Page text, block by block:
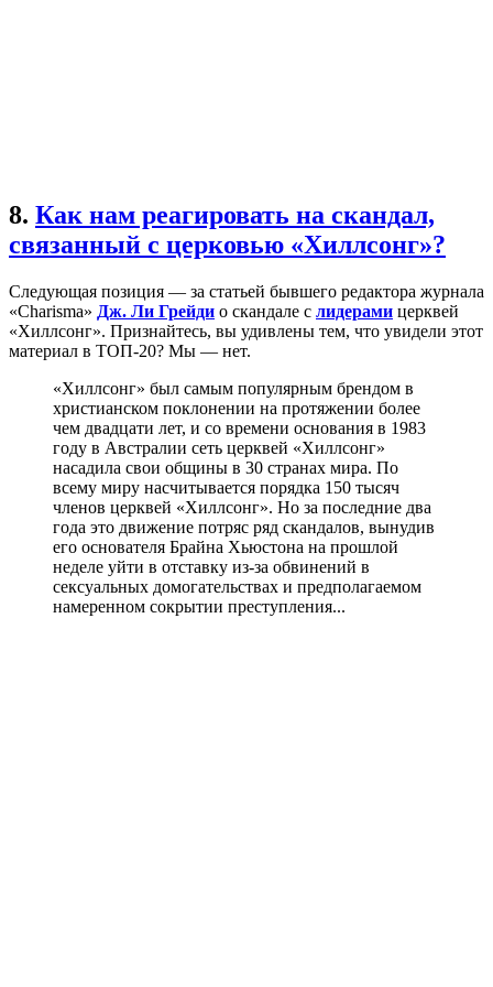
8. Как нам реагировать на скандал,
связанный с церковью «Хиллсонг»?
Следующая позиция — за статьей бывшего редактора журнала
«Charisma» Дж. Ли Грейди о скандале с лидерами церквей
«Хиллсонг». Признайтесь, вы удивлены тем, что увидели этот
материал в ТОП-20? Мы — нет.
«Хиллсонг» был самым популярным брендом в
христианском поклонении на протяжении более
чем двадцати лет, и со времени основания в 1983
году в Австралии сеть церквей «Хиллсонг»
насадила свои общины в 30 странах мира. По
всему миру насчитывается порядка 150 тысяч
членов церквей «Хиллсонг». Но за последние два
года это движение потряс ряд скандалов, вынудив
его основателя Брайна Хьюстона на прошлой
неделе уйти в отставку из-за обвинений в
сексуальных домогательствах и предполагаемом
намеренном сокрытии преступления...